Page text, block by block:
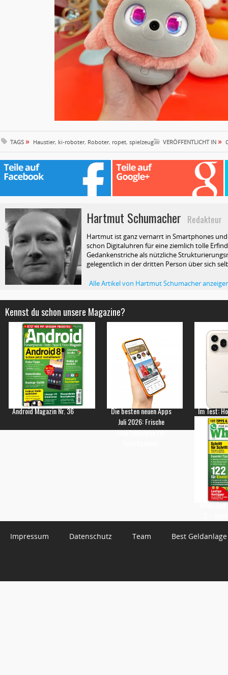
TAGS » Haustier, ki-roboter, Roboter, ropet, spielzeug VERÖFFENTLICHT IN »
Hartmut Schumacher Redakteur
Hartmut ist ganz vernarrt in Smartphones
schon Digitaluhren für eine ziemlich tolle
Gedankenstriche als nützliche
gelegentlich in der dritten Person über sich
Alle Artikel von Hartmut Schumacher
Kennst du schon unsere Magazine?
Android Magazin Nr. 36
Die besten neuen Apps
Juli 2026: Frische
Empfehlungen für
Im Test:
Impressum Datenschutz Team Best Geldanlage